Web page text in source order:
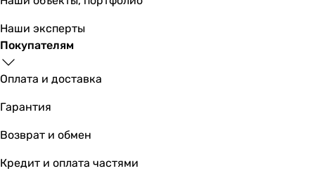
Наши эксперты
Покупателям
Оплата и доставка
Гарантия
Возврат и обмен
Кредит и оплата частями